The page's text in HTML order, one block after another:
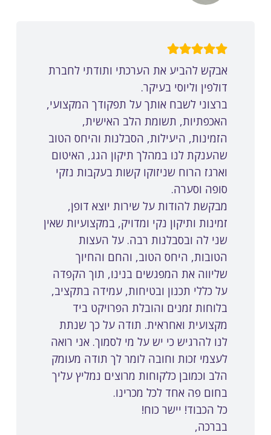
אבקש להביע את הערכתי ותודתי לחברת
דולפין וליוסי בעיקר.
ברצוני לשבח אותך על תפקודך המקצועי,
האכפתיות, תשומת הלב האישית,
הזמינות, היעילות, הסבלנות והיחס הטוב
שהענקת לנו במהלך תיקון הגג, האיטום
וארגז הרוח שניזוקו קשות בעקבות נזקי
סופה וסערה.
מבקשת להודות על שירות יוצא דופן,
זמינות ותיקון נקי ומדויק, במקצועיות שאין
שני לה ובסבלנות רבה. על העצות
הטובות, היחס הטוב, והחם והחיוך
שליווה את המפגשים בנינו, תוך הקפדה
על כללי תכנון ובטיחות, עמידה בתקציב,
בלוחות זמנים והובלת הפרויקט ביד
מקצועית ואחראית. תודה על כך שנתת
לנו להרגיש כי יש על מי לסמוך. אני רואה
לעצמי זכות וחובה לומר לך תודה מעומק
הלב וכמובן כלקוחות מרוצים נמליץ עליך
בחום פה אחד לכל מכרינו.
כל הכבוד! יישר כוח!
בברכה,